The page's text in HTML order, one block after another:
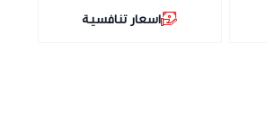
اسعار تنافسية